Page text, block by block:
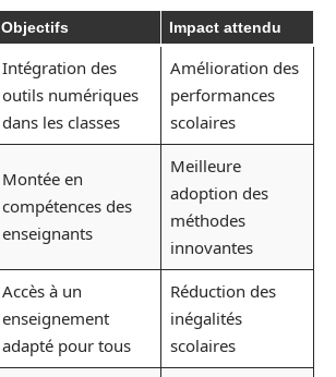
Objectifs Impact attendu
Intégration des
outils numériques
dans les classes
Amélioration des
performances
scolaires
Montée en
compétences des
enseignants
Meilleure
adoption des
méthodes
innovantes
Accès à un
enseignement
adapté pour tous
Réduction des
inégalités
scolaires